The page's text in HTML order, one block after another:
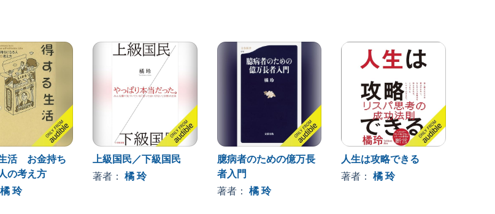
びるヒントが満載！ これからの生き方・
、再編集。
活 お金持ち
の考え方
橘 玲
上級国民／下級国民
著者： 橘 玲
臆病者のための億万長
者入門
著者： 橘 玲
人生は攻略できる
著者：橘 玲